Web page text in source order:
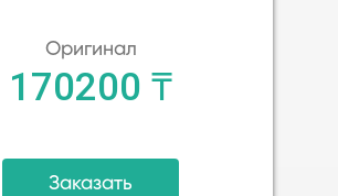
Оригинал
170200 ₸
Заказать